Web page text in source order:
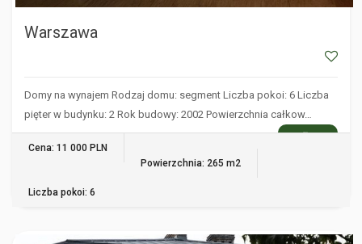
Warszawa
Domy na wynajem Rodzaj domu: segment Liczba pokoi: 6 Liczba
pięter w budynku: 2 Rok budowy: 2002 Powierzchnia całkow…
WIĘCEJ
Cena: 11 000 PLN
Powierzchnia: 265 m2
Liczba pokoi: 6